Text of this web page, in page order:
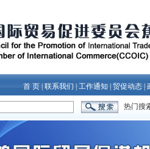
首 页 联系我们 工作通知 贸促动态
热门搜